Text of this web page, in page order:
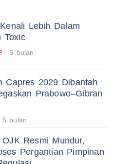
Lebih Dalam
Toxic
5 bulan
Capres 2029 Dibantah
Prabowo–Gibran
5 bulan
Resmi Mundur,
Pergantian Pimpinan